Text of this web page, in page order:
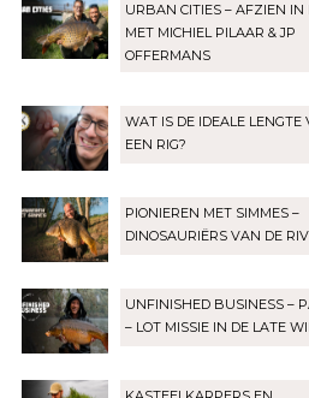
URBAN CITIES – AFZIEN IN
MET MICHIEL PILAAR & JP
OFFERMANS
WAT IS DE IDEALE LENGTE
EEN RIG?
PIONIEREN MET SIMMES –
DINOSAURIËRS VAN DE
UNFINISHED BUSINESS –
– LOT MISSIE IN DE LATE